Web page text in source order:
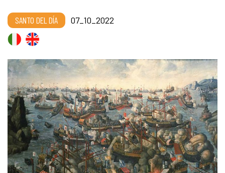
SANTO DEL DÍA 07_10_2022